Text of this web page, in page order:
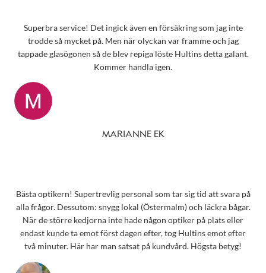
Superbra service! Det ingick även en försäkring som jag inte
trodde så mycket på. Men när olyckan var framme och jag
tappade glasögonen så de blev repiga löste Hultins detta galant.
Kommer handla igen.
MARIANNE EK
Bästa optikern! Supertrevlig personal som tar sig tid att svara på
alla frågor. Dessutom: snygg lokal (Östermalm) och läckra bågar.
När de större kedjorna inte hade någon optiker på plats eller
endast kunde ta emot först dagen efter, tog Hultins emot efter
två minuter. Här har man satsat på kundvård. Högsta betyg!